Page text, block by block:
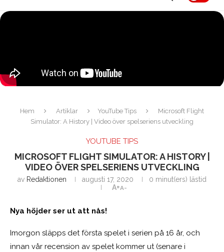
Hem Artiklar YouTube Tips
Microsoft Flight
Simulator: A History | Video över spelseriens utveckling
YOUTUBE TIPS
MICROSOFT FLIGHT SIMULATOR: A HISTORY |
VIDEO ÖVER SPELSERIENS UTVECKLING
av Redaktionen augusti 17, 2020
0 minut(ers) lästid
A+A-
Nya höjder ser ut att nås!
Imorgon släpps det första spelet i serien på 16 år, och
innan vår recension av spelet kommer ut (senare i